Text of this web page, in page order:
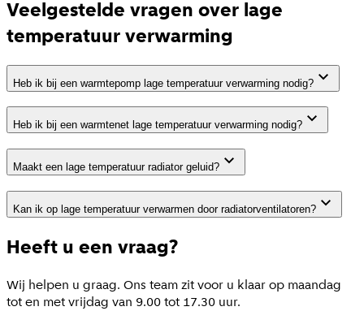
Veelgestelde vragen over lage
temperatuur verwarming
Heb ik bij een warmtepomp lage temperatuur verwarming nodig?
Heb ik bij een warmtenet lage temperatuur verwarming nodig?
Maakt een lage temperatuur radiator geluid?
Kan ik op lage temperatuur verwarmen door radiatorventilatoren?
Heeft u een vraag?
Wij helpen u graag. Ons team zit voor u klaar op maandag
tot en met vrijdag van 9.00 tot 17.30 uur.